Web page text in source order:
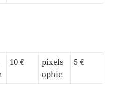
10 €
pixels
ophie
5 €